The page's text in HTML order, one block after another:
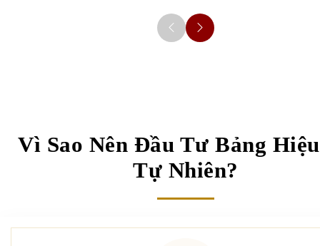
Vì Sao Nên Đầu Tư Bảng
Tự Nhiên?